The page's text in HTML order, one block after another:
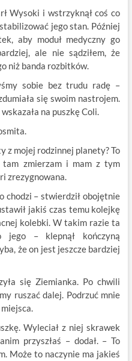
Wysoki i wstrzyknął coś co
jego stan. Później
aby moduł medyczny go
ale nie sądziłem, że
niż banda rozbitków.
sobie bez trudu radę –
się swoim nastrojem.
na puszkę Coli.
z mojej rodzinnej planety? To
tam zmierzam i mam z tym
zrezygnowana.
– stwierdził obojętnie
jakiś czas temu kolejkę
kolebki. W takim razie ta
jego – klepnął kończyną
że on jest jeszcze bardziej
się Ziemianka. Po chwili
ruszać dalej. Podrzuć mnie
Wyleciał z niej skrawek
przyszłaś – dodał. – To
Może to naczynie ma jakieś